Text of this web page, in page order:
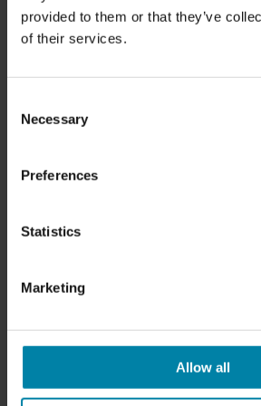
provided to them or that they’ve
of their services.
Selection
Necessary
Preferences
Statistics
Marketing
Allow all
kantstenskontakt, som
gader.
mindre skader, før de bliver til større